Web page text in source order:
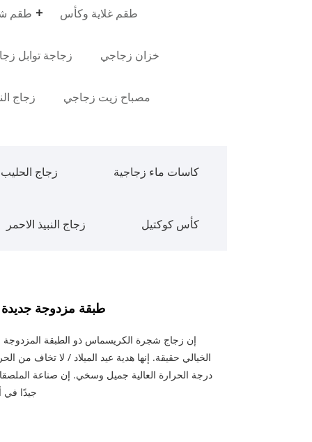
طقم طقم غلاية وكأس
زجاجة توابل خزان زجاجي
زجاج مصباح زيت زجاجي
كاسات ماء زجاجية زجاج الحليب
كأس كوكتيل زجاج النبيذ الاحمر
طبقة مزدوجة جديدة
إن زجاج شجرة الكريسماس ذو الطبقة المزدوجة
الخيالي حقيقة. إنها هدية عيد الميلاد / لا تخاف من
درجة الحرارة العالية جميل وسخي. إن صناعة
جيدًا في